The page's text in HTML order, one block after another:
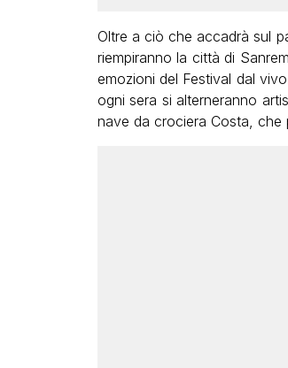
Oltre a ciò che accadrà sul
riempiranno la città di
emozioni del Festival dal
ogni sera si alterneranno
nave da crociera Costa, che